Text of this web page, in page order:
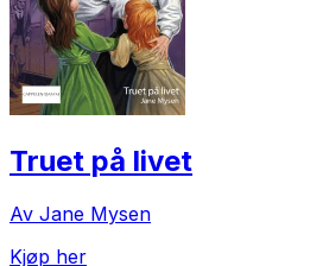
Truet på livet
Av Jane Mysen
Kjøp her